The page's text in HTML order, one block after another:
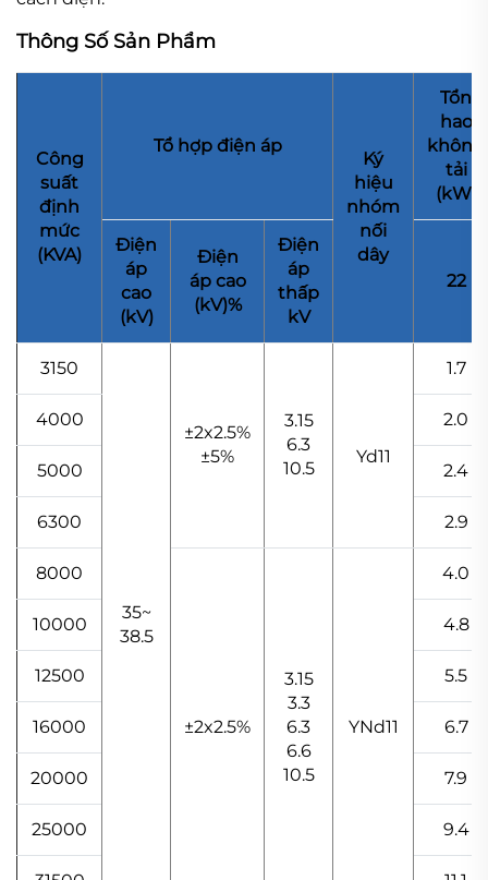
Thông Số Sản Phẩm
Công
suất
định
mức
(KVA)
Tổ hợp điện áp
Ký
hiệu
nhóm
nối
dây
Tổn
hao
không
tải
(kW)
Điện
áp
cao
(kV)
Điện
áp cao
(kV)%
Điện
áp
thấp
kV
22
3150
35~
38.5
±2x2.5%
±5%
3.15
6.3
10.5
Yd11
1.7
4000 2.0
5000 2.4
6300 2.9
8000
±2x2.5%
3.15
3.3
6.3
6.6
10.5
YNd11
4.0
10000 4.8
12500 5.5
16000 6.7
20000 7.9
25000 9.4